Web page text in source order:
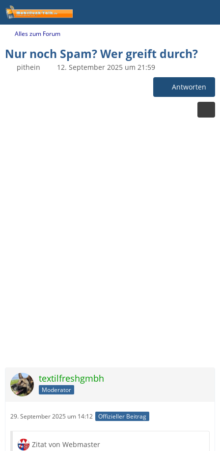
Alles zum Forum
Nur noch Spam? Wer greift durch?
pithein 12. September 2025 um 21:59
Antworten
textilfreshgmbh
Moderator
29. September 2025 um 14:12 Offizieller Beitrag
Zitat von Webmaster